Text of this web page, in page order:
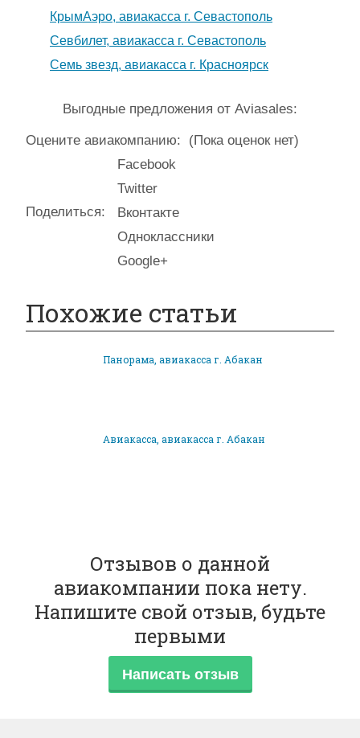
КрымАэро, авиакасса г. Севастополь
Севбилет, авиакасса г. Севастополь
Семь звезд, авиакасса г. Красноярск
Выгодные предложения от Aviasales:
Оцените авиакомпанию: (Пока оценок нет)
Поделиться:
Facebook
Twitter
Вконтакте
Одноклассники
Google+
Похожие статьи
Панорама, авиакасса г. Абакан
Авиакасса, авиакасса г. Абакан
Отзывов о данной
авиакомпании пока нету.
Напишите свой отзыв, будьте
первыми
Написать отзыв